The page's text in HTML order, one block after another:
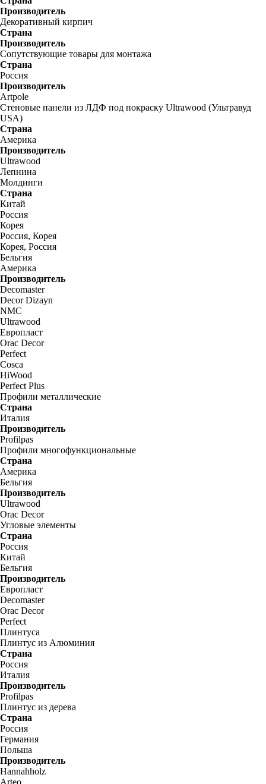
Производитель
Декоративный кирпич
Страна
Производитель
Сопутствующие товары для монтажа
Страна
Россия
Производитель
Artpole
Стеновые панели из ЛДФ под покраску Ultrawood (Ультравуд
USA)
Страна
Америка
Производитель
Ultrawood
Лепнина
Молдинги
Страна
Китай
Россия
Корея
Россия, Корея
Корея, Россия
Бельгия
Америка
Производитель
Decomaster
Decor Dizayn
NMC
Ultrawood
Европласт
Orac Decor
Perfect
Cosca
HiWood
Perfect Plus
Профили металлические
Страна
Италия
Производитель
Profilpas
Профили многофункциональные
Страна
Америка
Бельгия
Производитель
Ultrawood
Orac Decor
Угловые элементы
Страна
Россия
Китай
Бельгия
Производитель
Европласт
Decomaster
Orac Decor
Perfect
Плинтуса
Плинтус из Алюминия
Страна
Россия
Италия
Производитель
Profilpas
Плинтус из дерева
Страна
Россия
Германия
Польша
Производитель
Hannahholz
Arteo